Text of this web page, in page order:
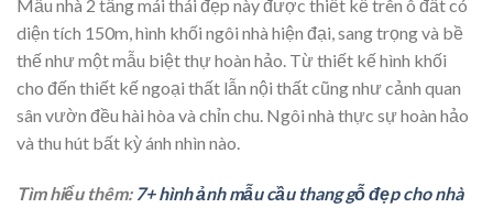
Mẫu nhà 2 tầng mái thái đẹp này được thiết kế trên ô đất có
diện tích 150m, hình khối ngôi nhà hiện đại, sang trọng và bề
thế như một mẫu biệt thự hoàn hảo. Từ thiết kế hình khối
cho đến thiết kế ngoại thất lẫn nội thất cũng như cảnh quan
sân vườn đều hài hòa và chỉn chu. Ngôi nhà thực sự hoàn hảo
và thu hút bất kỳ ánh nhìn nào.
Tìm hiểu thêm: 7+ hình ảnh mẫu cầu thang gỗ đẹp cho nhà